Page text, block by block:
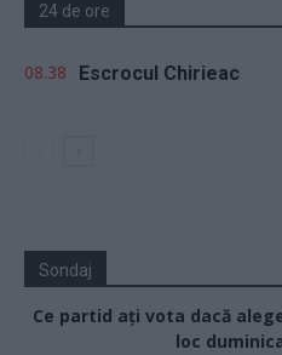
24 de ore
08.38 Escrocul Chirieac
Sondaj
Ce partid ați vota dacă
loc